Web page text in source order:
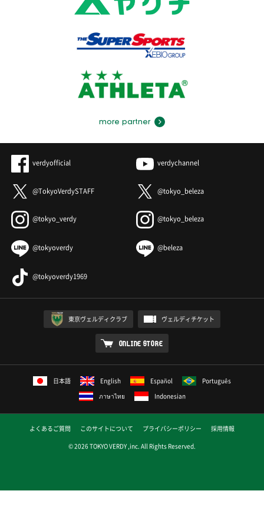
more partner
verdyofficial verdychannel
@TokyoVerdySTAFF @tokyo_beleza
@tokyo_verdy @tokyo_beleza
@tokyoverdy @beleza
@tokyoverdy1969
東京ヴェルディクラブ ヴェルディチケット
ONLINE STORE
日本語 English Español
Português
ภาษาไทย
Indonesian
よくあるご質問 このサイトについて プライバシーポリシー
採用情報
© 2026 TOKYO VERDY ,inc. All Rights Reserved.